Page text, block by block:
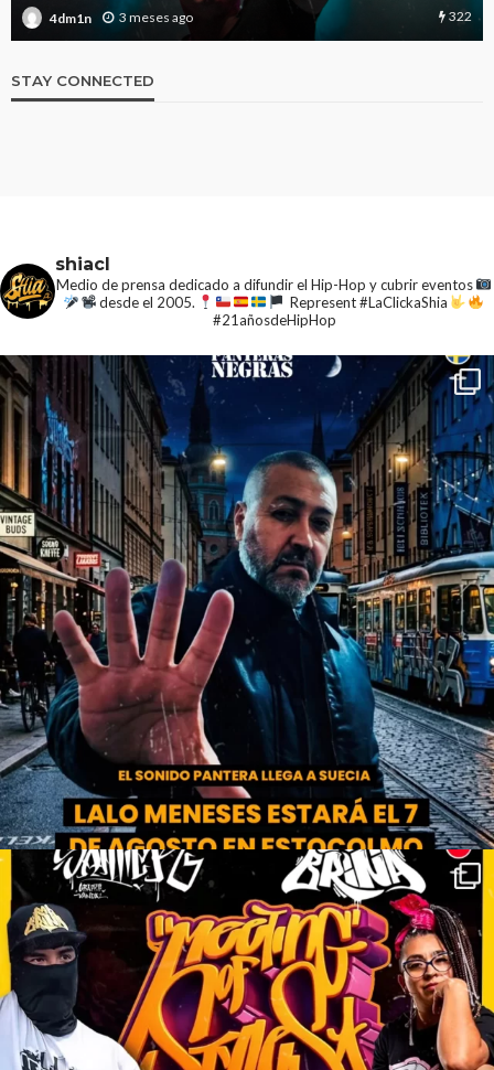
4dm1n 3 meses ago 322
STAY CONNECTED
shiacl
Medio de prensa dedicado a difundir el Hip-Hop y cubrir eventos
desde el 2005.
Represent #LaClickaShia
#21añosdeHipHop